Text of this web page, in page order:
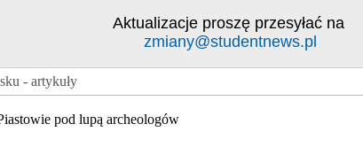
Aktualizacje proszę przesyłać na
zmiany@studentnews.pl
- artykuły
pod lupą archeologów